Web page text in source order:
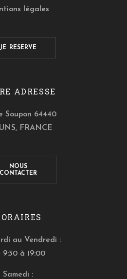
légales
JE RESERVE
ADRESSE
Soupon 64440
FRANCE
NOUS
CONTACTER
au Vendredi :
9:30 à 19:00
Samedi :